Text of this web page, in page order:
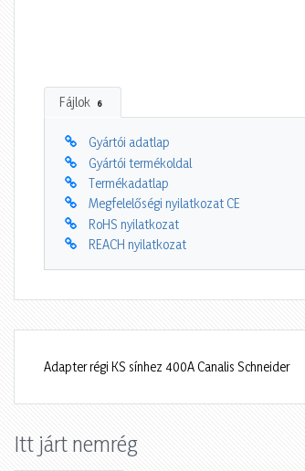
Fájlok 6
Gyártói adatlap
Gyártói termékoldal
Termékadatlap
Megfelelőségi nyilatkozat CE
RoHS nyilatkozat
REACH nyilatkozat
Adapter régi KS sínhez 400A Canalis Schneider
Itt járt nemrég